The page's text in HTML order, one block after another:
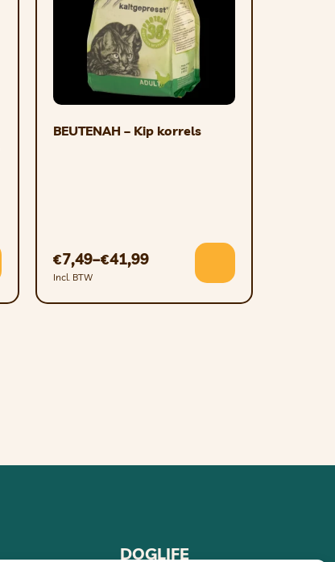
BEUTENAH – Kip korrels
€7,49–€41,99
Incl. BTW
DOGLIFE